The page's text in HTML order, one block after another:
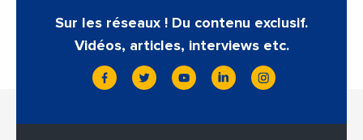
Sur les réseaux ! Du contenu exclusif.
Vidéos, articles, interviews etc.